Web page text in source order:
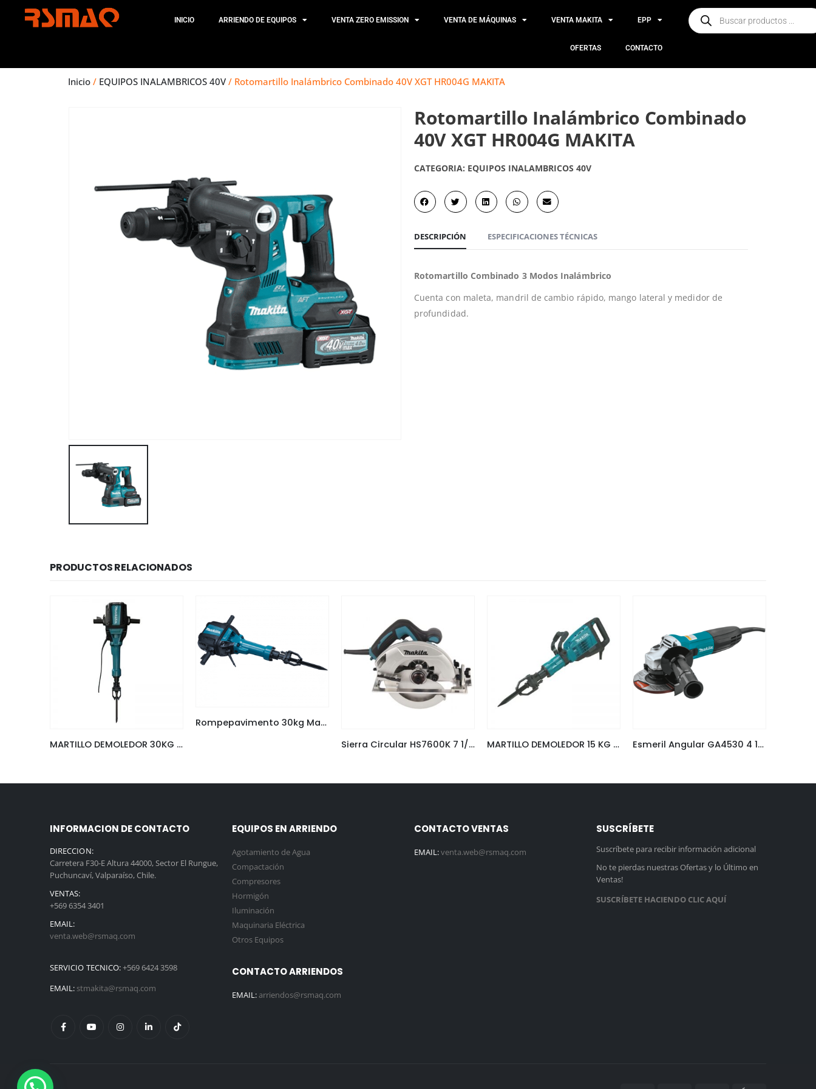
INICIO ARRIENDO DE EQUIPOS VENTA ZERO EMISSION VENTA DE MÁQUINAS VENTA MAKITA EPP
OFERTAS CONTACTO
Inicio / EQUIPOS INALAMBRICOS 40V / Rotomartillo Inalámbrico Combinado 40V XGT HR004G MAKITA
Rotomartillo Inalámbrico Combinado
40V XGT HR004G MAKITA
CATEGORIA: EQUIPOS INALAMBRICOS 40V
DESCRIPCIÓN ESPECIFICACIONES TÉCNICAS
Rotomartillo Combinado 3 Modos Inalámbrico
Cuenta con maleta, mandril de cambio rápido, mango lateral y medidor de
profundidad.
PRODUCTOS RELACIONADOS
MARTILLO DEMOLEDOR 30KG MAKITA HM1802
Rompepavimento 30kg Makita HM1802
Sierra Circular HS7600K 7 1/4″ 1.200W Makita
MARTILLO DEMOLEDOR 15 KG MAKITA HM1307C Esmeril Angular GA4530 4 1/2 Makita
INFORMACION DE CONTACTO
DIRECCION:
Carretera F30-E Altura 44000, Sector El Rungue,
Puchuncaví, Valparaíso, Chile.
VENTAS:
+569 6354 3401
EMAIL:
venta.web@rsmaq.com
SERVICIO TECNICO:+569 6424 3598
EMAIL: stmakita@rsmaq.com
EQUIPOS EN ARRIENDO
Agotamiento de Agua
Compactación
Compresores
Hormigón
Iluminación
Maquinaria Eléctrica
Otros Equipos
CONTACTO ARRIENDOS
EMAIL:arriendos@rsmaq.com
CONTACTO VENTAS
EMAIL:venta.web@rsmaq.com
SUSCRÍBETE
Suscríbete para recibir información adicional
No te pierdas nuestras Ofertas y lo Último en
Ventas!
SUSCRÍBETE HACIENDO CLIC AQUÍ